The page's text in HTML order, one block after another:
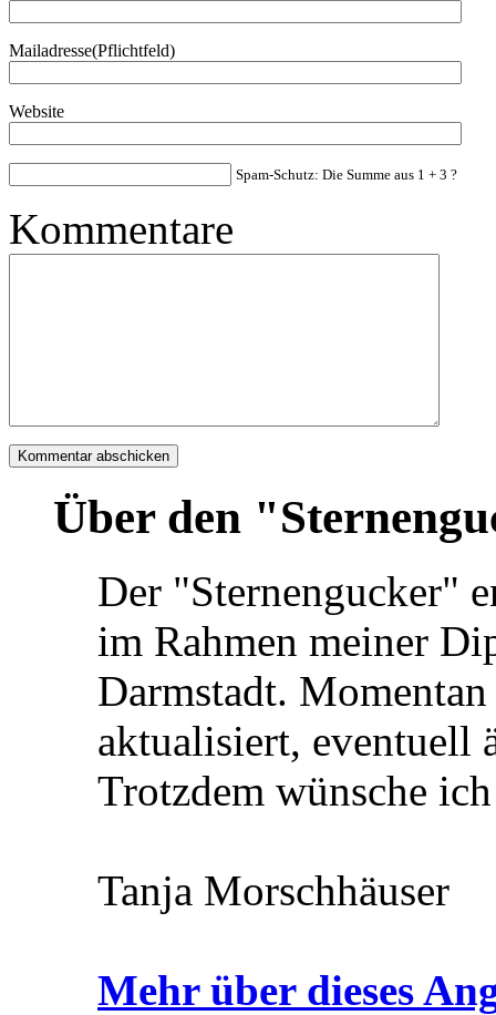
Mailadresse(Pflichtfeld)
Website
Spam-Schutz: Die Summe aus 1 + 3 ?
Kommentare
Über den
Der "Sternengucker"
im Rahmen meiner
Darmstadt.
aktualisiert, eventuell
Trotzdem wünsche
Tanja Morschhäuser
Mehr über dieses